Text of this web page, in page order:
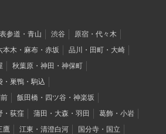
表参道・青山 渋谷
原宿・代々木
本木・麻布・赤坂
品川・田町・大崎
秋葉原・神田・神保町
・巣鴨・駒込
飯田橋・四ツ谷・神楽坂
・荻窪 蒲田・大森・羽田
葛飾・小岩
鷹 江東・清澄白河
国分寺・国立